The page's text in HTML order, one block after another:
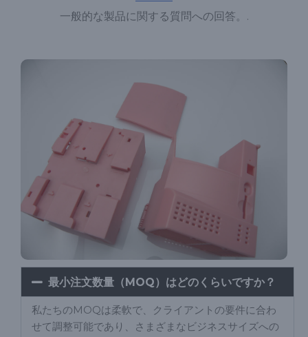
一般的な製品に関する質問への回答。.
最小注文数量（MOQ）はどのくらいですか？
私たちのMOQは柔軟で、クライアントの要件に合わ
せて調整可能であり、さまざまなビジネスサイズへの